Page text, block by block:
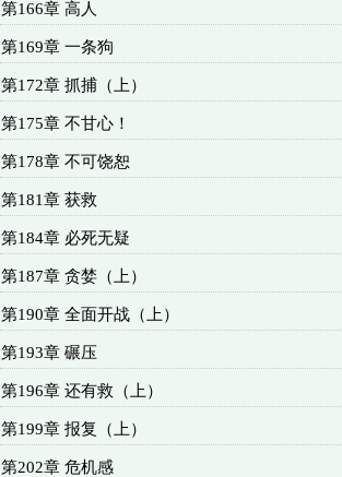
第166章 高人
第169章 一条狗
第172章 抓捕（上）
第175章 不甘心！
第178章 不可饶恕
第181章 获救
第184章 必死无疑
第187章 贪婪（上）
第190章 全面开战（上）
第193章 碾压
第196章 还有救（上）
第199章 报复（上）
第202章 危机感